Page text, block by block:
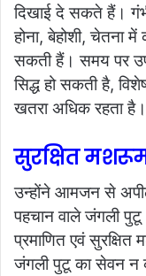
दिखाई दे सकते हैं।
होना, बेहोशी, चेतना
सकती हैं। समय पर
सिद्ध हो सकती है,
खतरा अधिक रहता है।
सुरक्षित
उन्होंने आमजन से अपील
पहचान वाले जंगली
प्रमाणित एवं
जंगली पुटू का सेवन न